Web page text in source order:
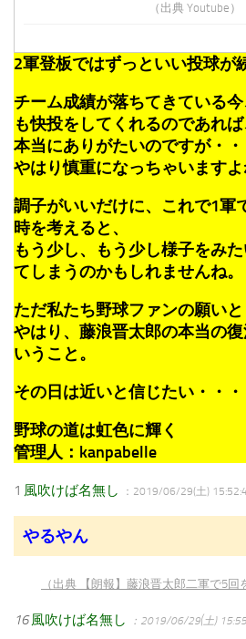
（出典 Youtube）
2軍登板ではずっといい投球が
チーム成績が落ちてきている
も快投をしてくれるのであれば
本当にありがたいのですが・・
やはり慎重になっちゃいますよ
調子がいいだけに、これで1軍
時を考えると、
もう少し、もう少し様子をみ
てしまうのかもしれませんね。
ただ私たち野球ファンの願いと
やはり、藤浪晋太郎の本当の
いうこと。
その日は近いと信じたい・・・
野球の道は虹色に輝く
管理人：kanpabelle
1 風吹けば名無し ：2019/06/29(土)
やるやん
（出典 【朗報】藤浪晋太郎二軍で5回
16 風吹けば名無し ：2019/06/29(土)